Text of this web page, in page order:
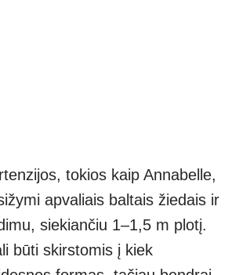
tokios kaip Annabelle,
apvaliais baltais žiedais ir
siekiančiu 1–1,5 m plotį.
būti skirstomis į kiek